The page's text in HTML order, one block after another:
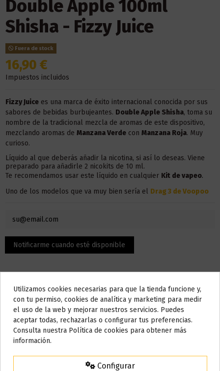
Double Apple 100ml
Shisha - Fizzy Juice
Fuera de stock
16,90 €
Impuestos incluidos
Fizzy Juicees una marca de éxito internacional conocida por sus
sabores de bebidas burbujeantes. Double Apple Shisha, toma su
nombre de la tradicional mezcla de aromas de este dispositivo,
mezclando aromas de Manzana Verdecon Manzana Roja. Muy
curioso.
Líquido al que deberás añadir la nicotina, si así lo deseas. Viene
preparado para añadirle 2 nicokits de 10 ml.
Te recomendamos usar este líquido en cualquier Kit de vapeo.
Uno de los modelos que va muy bien sería el Drag 3 de Voopoo
Descripción
El contenido son 100 ml, pero la botella admite hasta 120 ml,
Do not show again.
AVISO IMPORTANTE
Nos tomamos unos días
Utilizamos cookies necesarias para que la tienda funcione y,
con tu permiso, cookies de analítica y marketing para medir
el uso de la web y mejorar nuestros servicios. Puedes
aceptar todas, rechazarlas o configurar tus preferencias.
Consulta nuestra Política de cookies para obtener más
información.
Configurar